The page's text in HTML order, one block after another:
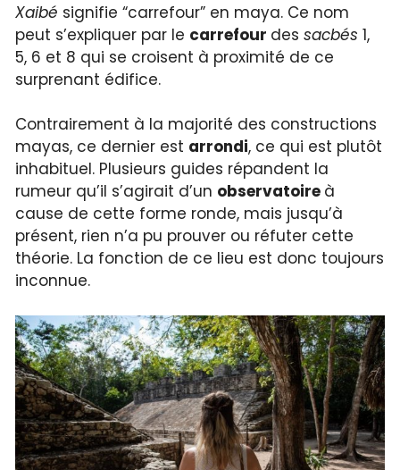
Xaibé signifie “carrefour” en maya. Ce nom
peut s’expliquer par le carrefour dessacbés1,
5, 6 et 8 qui se croisent à proximité de ce
surprenant édifice.
Contrairement à la majorité des constructions
mayas, ce dernier est arrondi, ce qui est plutôt
inhabituel. Plusieurs guides répandent la
rumeur qu’il s’agirait d’un observatoire à
cause de cette forme ronde, mais jusqu’à
présent, rien n’a pu prouver ou réfuter cette
théorie. La fonction de ce lieu est donc toujours
inconnue.